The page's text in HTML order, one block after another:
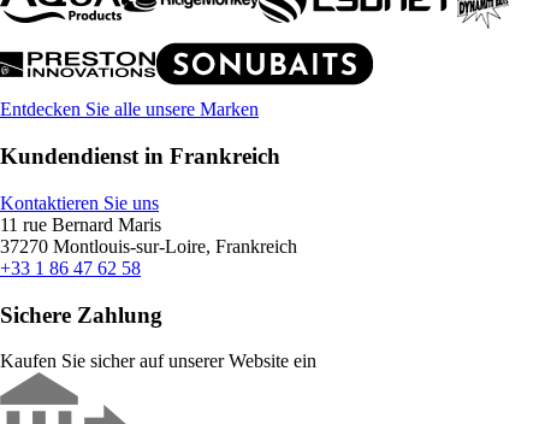
Entdecken Sie alle unsere Marken
Kundendienst in Frankreich
Kontaktieren Sie uns
11 rue Bernard Maris
37270 Montlouis-sur-Loire, Frankreich
+33 1 86 47 62 58
Sichere Zahlung
Kaufen Sie sicher auf unserer Website ein